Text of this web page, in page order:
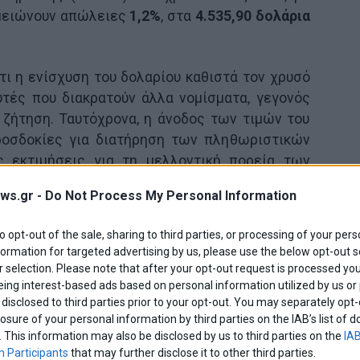
- Do Not Process My Personal Information
opt-out of the sale, sharing to third parties, or processing of your
for targeted advertising by us, please use the below opt-out
selection. Please note that after your opt-out request is processed
interest-based ads based on personal information utilized by us or
to third parties prior to your opt-out. You may separately
of your personal information by third parties on the IAB’s list of
This information may also be disclosed by us to third parties on the
Participants that may further disclose it to other third parties.
απώλειες 1,2%, στα 4.535,90 δολάρια
η ενίσχυση του δολαρίου καθιστά τον χρυσό
που διακρατούν άλλα νομίσματα, γεγονός
Ταυτόχρονα, η άνοδος των τιμών του
για διατήρηση των πληθωριστικών
εκτιμήσεις για τη μελλοντική πορεία των
πολλοί επενδυτικοί οίκοι εξακολουθούν να
αβεβαιότητες, οι κινήσεις των κεντρικών
επιπέδων δημόσιου χρέους διεθνώς
στήριξη στον χρυσό σε μεσοπρόθεσμο